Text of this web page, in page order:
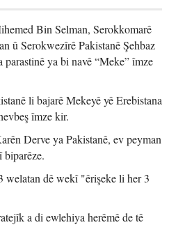
Bin Selman, Serokkomarê
û Serokwezîrê Pakistanê Şehbaz
ya bi navê “Meke” îmze
li bajarê Mekeyê yê Erebistana
îmze kir.
Derve ya Pakistanê, ev peyman
biparêze.
welatan dê wekî "êrişeke li her 3
a di ewlehiya herêmê de tê